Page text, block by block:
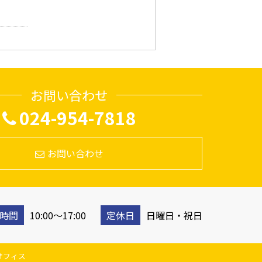
お問い合わせ
024-954-7818
お問い合わせ
間 10:00〜17:00 定休日 日曜日・祝日
ィス